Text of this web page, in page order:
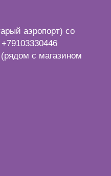
аэропорт) со
с магазином